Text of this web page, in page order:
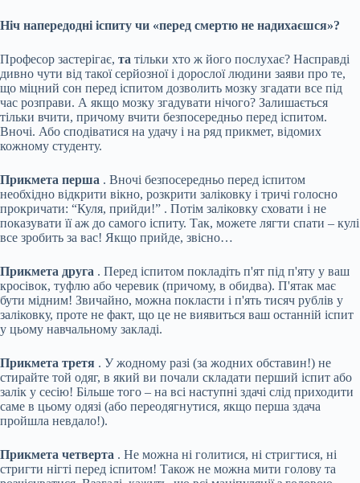
Ніч напередодні іспиту чи «перед смертю не надихаєшся»?
Професор застерігає, та тільки хто ж його послухає? Насправді
дивно чути від такої серйозної і дорослої людини заяви про те,
що міцний сон перед іспитом дозволить мозку згадати все під
час розправи. А якщо мозку згадувати нічого? Залишається
тільки вчити, причому вчити безпосередньо перед іспитом.
Вночі. Або сподіватися на удачу і на ряд прикмет, відомих
кожному студенту.
Прикмета перша . Вночі безпосередньо перед іспитом
необхідно відкрити вікно, розкрити заліковку і тричі голосно
прокричати: “Куля, прийди!” . Потім заліковку сховати і не
показувати її аж до самого іспиту. Так, можете лягти спати – кулі
все зробить за вас! Якщо прийде, звісно…
Прикмета друга . Перед іспитом покладіть п'ят під п'яту у ваш
кросівок, туфлю або черевик (причому, в обидва). П'ятак має
бути мідним! Звичайно, можна покласти і п'ять тисяч рублів у
заліковку, проте не факт, що це не виявиться ваш останній іспит
у цьому навчальному закладі.
Прикмета третя . У жодному разі (за жодних обставин!) не
стирайте той одяг, в який ви почали складати перший іспит або
залік у сесію! Більше того – на всі наступні здачі слід приходити
саме в цьому одязі (або переодягнутися, якщо перша здача
пройшла невдало!).
Прикмета четверта . Не можна ні голитися, ні стригтися, ні
стригти нігті перед іспитом! Також не можна мити голову та